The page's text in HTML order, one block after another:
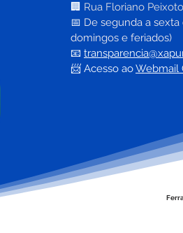
🏢 Rua Floriano
📅 De segunda a sexta
domingos e feriados)
📧
📨 Acesso ao Webmail